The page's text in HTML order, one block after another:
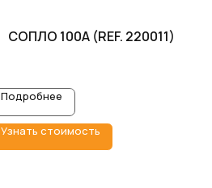
СОПЛО 100A (REF. 220011)
Подробнее
Узнать стоимость